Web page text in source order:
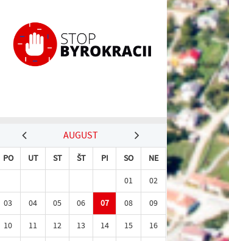
AUGUST
PO UT ST ŠT PI SO
NE
01
02
03
04 05 06 07 08
09
10
11 12 13 14 15
16